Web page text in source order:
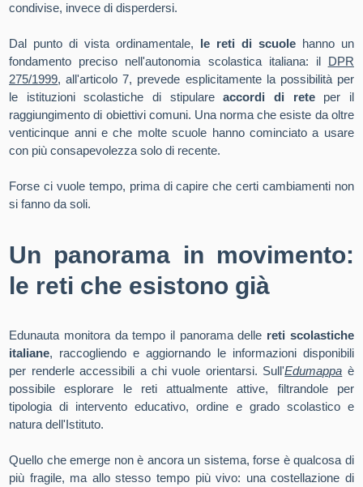
condivise, invece di disperdersi.
Dal punto di vista ordinamentale, le reti di scuolehanno un
fondamento preciso nell'autonomia scolastica italiana: il DPR
275/1999, all'articolo 7, prevede esplicitamente la possibilità per
le istituzioni scolastiche di stipulareaccordi di reteper il
raggiungimento di obiettivi comuni. Una norma che esiste da oltre
venticinque anni e che molte scuole hanno cominciato a usare
con più consapevolezza solo di recente.
Forse ci vuole tempo, prima di capire che certi cambiamenti non
si fanno da soli.
Un panorama in movimento:
le reti che esistono già
Edunauta monitora da tempo il panorama delle reti scolastiche
italiane, raccogliendo e aggiornando le informazioni disponibili
per renderle accessibili a chi vuole orientarsi. Sull'Edumappa è
possibile esplorare le reti attualmente attive, filtrandole per
tipologia di intervento educativo, ordine e grado scolastico e
natura dell'Istituto.
Quello che emerge non è ancora un sistema, forse è qualcosa di
più fragile, ma allo stesso tempo più vivo: una costellazione di